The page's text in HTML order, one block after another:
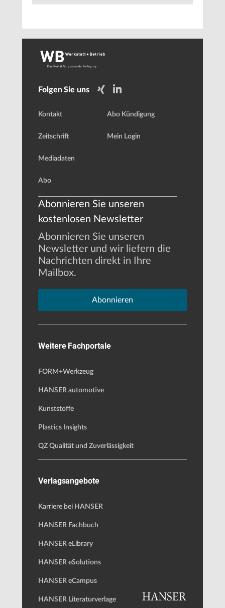
Folgen Sie uns
Kontakt
Zeitschrift
Mediadaten
Abo
Abo Kündigung
Mein Login
Abonnieren Sie unseren
kostenlosen Newsletter
Abonnieren Sie unseren
Newsletter und wir liefern die
Nachrichten direkt in Ihre
Mailbox.
Abonnieren
Weitere Fachportale
FORM+Werkzeug
HANSER automotive
Kunststoffe
Plastics Insights
QZ Qualität und Zuverlässigkeit
Verlagsangebote
Karriere bei HANSER
HANSER Fachbuch
HANSER eLibrary
HANSER eSolutions
HANSER eCampus
HANSER Literaturverlage